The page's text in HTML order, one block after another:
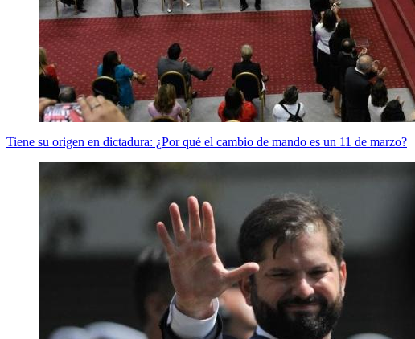
Tiene su origen en dictadura: ¿Por qué el cambio de mando es un 11 de marzo?